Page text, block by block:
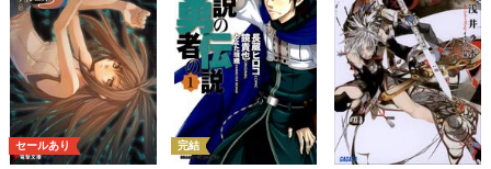
セールあり 完結